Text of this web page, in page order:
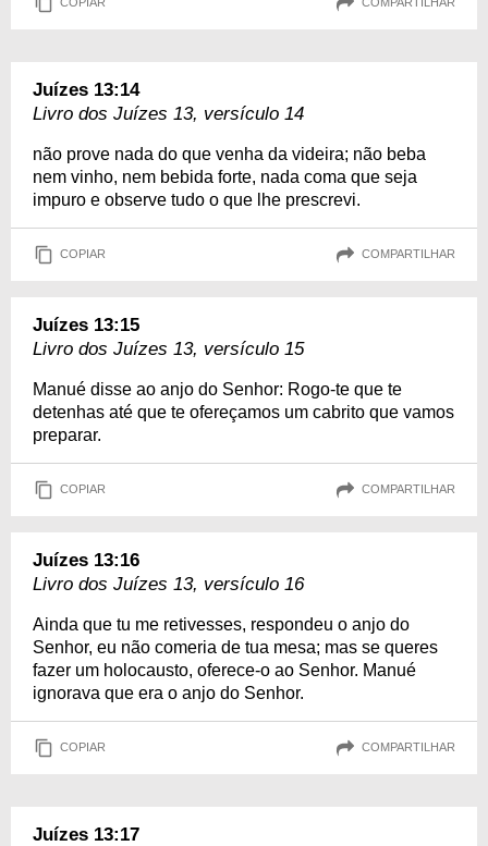
Juízes 13:14
Livro dos Juízes 13, versículo 14
não prove nada do que venha da videira; não beba
nem vinho, nem bebida forte, nada coma que seja
impuro e observe tudo o que lhe prescrevi.
COPIAR COMPARTILHAR
Juízes 13:15
Livro dos Juízes 13, versículo 15
Manué disse ao anjo do Senhor: Rogo-te que te
detenhas até que te ofereçamos um cabrito que vamos
preparar.
COPIAR COMPARTILHAR
Juízes 13:16
Livro dos Juízes 13, versículo 16
Ainda que tu me retivesses, respondeu o anjo do
Senhor, eu não comeria de tua mesa; mas se queres
fazer um holocausto, oferece-o ao Senhor. Manué
ignorava que era o anjo do Senhor.
COPIAR COMPARTILHAR
Juízes 13:17